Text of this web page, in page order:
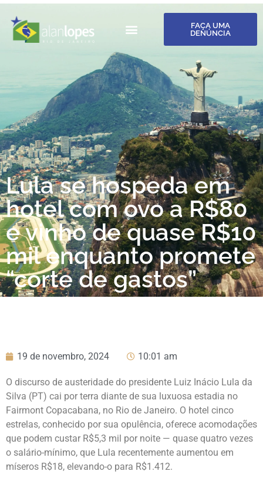
FAÇA UMA
DENÚNCIA
Lula se hospeda em
hotel com ovo a R$80
e vinho de quase R$10
mil enquanto promete
“corte de gastos”
19 de novembro, 2024 10:01 am
O discurso de austeridade do presidente Luiz Inácio Lula da
Silva (PT) cai por terra diante de sua luxuosa estadia no
Fairmont Copacabana, no Rio de Janeiro. O hotel cinco
estrelas, conhecido por sua opulência, oferece acomodações
que podem custar R$5,3 mil por noite — quase quatro vezes
o salário-mínimo, que Lula recentemente aumentou em
míseros R$18, elevando-o para R$1.412.